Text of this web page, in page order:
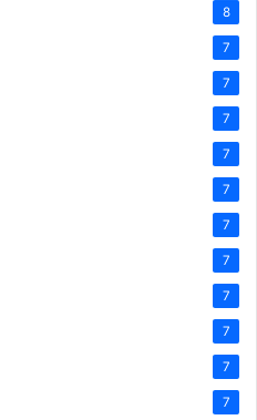
8
7
7
7
7
7
7
7
7
7
7
7